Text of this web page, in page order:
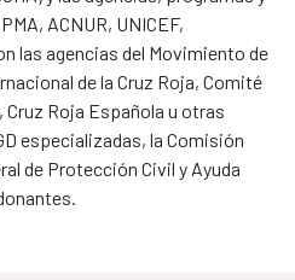
ACNUR, UNICEF,
las agencias del Movimiento de
de la Cruz Roja, Comité
Cruz Roja Española u otras
especializadas, la Comisión
de Protección Civil y Ayuda